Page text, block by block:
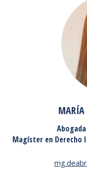
MARÍA
Magíster en Derecho